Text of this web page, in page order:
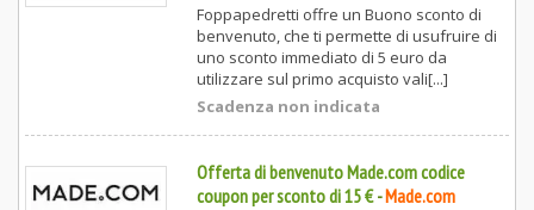
Foppapedretti offre un Buono sconto di
benvenuto, che ti permette di usufruire di
uno sconto immediato di 5 euro da
utilizzare sul primo acquisto vali[...]
Scadenza non indicata
Offerta di benvenuto Made.com codice
coupon per sconto di 15 €-Made.com